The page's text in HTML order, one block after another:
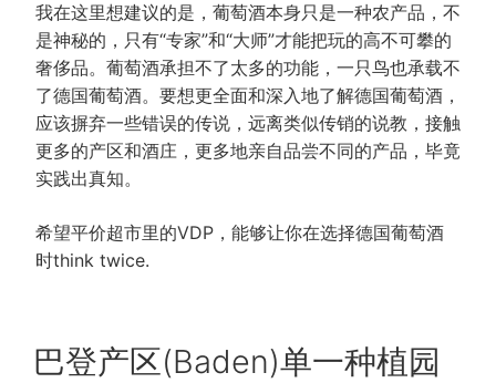
我在这里想建议的是，葡萄酒本身只是一种农产品，不
是神秘的，只有“专家”和“大师”才能把玩的高不可攀的
奢侈品。葡萄酒承担不了太多的功能，一只鸟也承载不
了德国葡萄酒。要想更全面和深入地了解德国葡萄酒，
应该摒弃一些错误的传说，远离类似传销的说教，接触
更多的产区和酒庄，更多地亲自品尝不同的产品，毕竟
实践出真知。
希望平价超市里的VDP，能够让你在选择德国葡萄酒
时think twice.
POSTED
ON
巴登产区(Baden)单一种植园